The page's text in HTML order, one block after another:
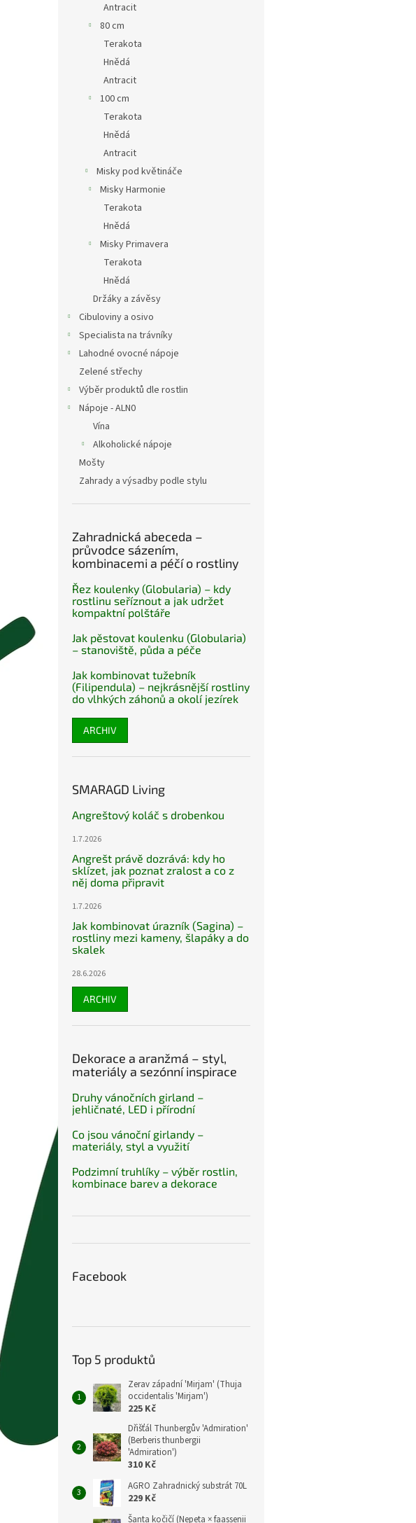
Antracit
80 cm
Terakota
Hnědá
Antracit
100 cm
Terakota
Hnědá
Antracit
Misky pod květináče
Misky Harmonie
Terakota
Hnědá
Misky Primavera
Terakota
Hnědá
Držáky a závěsy
Cibuloviny a osivo
Specialista na trávníky
Lahodné ovocné nápoje
Zelené střechy
Výběr produktů dle rostlin
Nápoje - ALN0
Vína
Alkoholické nápoje
Mošty
Zahrady a výsadby podle stylu
Zahradnická abeceda –
průvodce sázením,
kombinacemi a péčí o rostliny
Řez koulenky (Globularia) – kdy
rostlinu seříznout a jak udržet
kompaktní polštáře
Jak pěstovat koulenku (Globularia)
– stanoviště, půda a péče
Jak kombinovat tužebník
(Filipendula) – nejkrásnější rostliny
do vlhkých záhonů a okolí jezírek
ARCHIV
SMARAGD Living
Angreštový koláč s drobenkou
1.7.2026
Angrešt právě dozrává: kdy ho
sklízet, jak poznat zralost a co z
něj doma připravit
1.7.2026
Jak kombinovat úrazník (Sagina) –
rostliny mezi kameny, šlapáky a do
skalek
28.6.2026
ARCHIV
Dekorace a aranžmá – styl,
materiály a sezónní inspirace
Druhy vánočních girland –
jehličnaté, LED i přírodní
Co jsou vánoční girlandy –
materiály, styl a využití
Podzimní truhlíky – výběr rostlin,
kombinace barev a dekorace
Facebook
Top 5 produktů
Zerav západní 'Mirjam' (Thuja
occidentalis 'Mirjam')
225 Kč
Dřišťál Thunbergův 'Admiration'
(Berberis thunbergii
'Admiration')
310 Kč
AGRO Zahradnický substrát 70L
229 Kč
Šanta kočičí (Nepeta × faassenii